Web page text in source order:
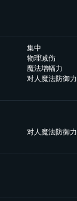
集中
物理减伤
魔法增幅力
对人魔法防御力
对人魔法防御力